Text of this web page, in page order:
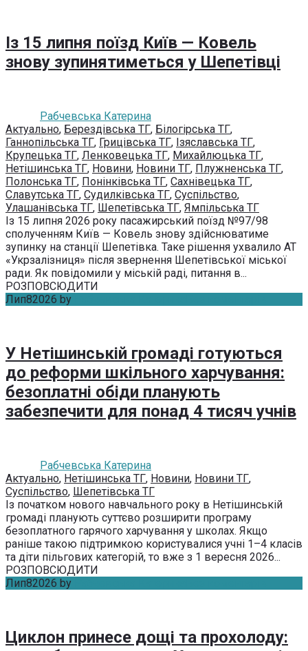
Із 15 липня поїзд Київ — Ковель
знову зупинятиметься у Шепетівці
Рабчевська Катерина
Актуально, Берездівська ТГ, Білогірська ТГ,
Ганнопільська ТГ, Грицівська ТГ, Ізяславська ТГ,
Крупецька ТГ, Ленковецька ТГ, Михайлюцька ТГ,
Нетішинська ТГ, Новини, Новини ТГ, Плужненська ТГ,
Полонська ТГ, Понінківська ТГ, Сахнівецька ТГ,
Славутська ТГ, Судилківська ТГ, Суспільство,
Улашанівська ТГ, Шепетівська ТГ, Ямпільська ТГ
Із 15 липня 2026 року пасажирський поїзд №97/98
сполученням Київ — Ковель знову здійснюватиме
зупинку на станції Шепетівка. Таке рішення ухвалило АТ
«Укрзалізниця» після звернення Шепетівської міської
ради. Як повідомили у міській раді, питання в...
РОЗПОВСЮДИТИ
Лип82026 by
У Нетішинській громаді готуються
до реформи шкільного харчування:
безоплатні обіди планують
забезпечити для понад 4 тисяч учнів
Рабчевська Катерина
Актуально, Нетішинська ТГ, Новини, Новини ТГ,
Суспільство, Шепетівська ТГ
Із початком нового навчального року в Нетішинській
громаді планують суттєво розширити програму
безоплатного гарячого харчування у школах. Якщо
раніше такою підтримкою користувалися учні 1–4 класів
та діти пільгових категорій, то вже з 1 вересня 2026...
РОЗПОВСЮДИТИ
Лип82026 by
Циклон принесе дощі та прохолоду: